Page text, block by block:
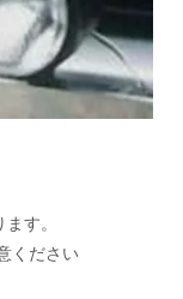
す。
ください